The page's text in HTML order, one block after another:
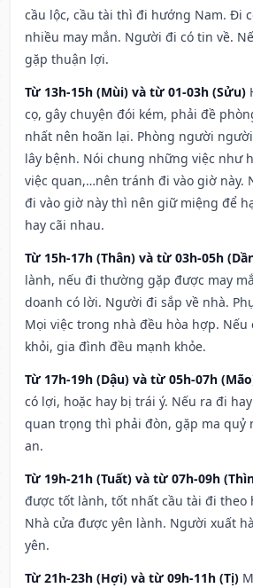
cầu lộc, cầu tài thì đi hướng Nam. Đi
nhiều may mắn. Người đi có tin về.
gặp thuận lợi.
Từ 13h-15h (Mùi) và từ 01-03h (Sửu)
cọ, gây chuyện đói kém, phải đề
nhất nên hoãn lại. Phòng người
lây bệnh. Nói chung những việc như
việc quan,…nên tránh đi vào giờ này.
đi vào giờ này thì nên giữ miệng để
hay cãi nhau.
Từ 15h-17h (Thân) và từ 03h-05h
lành, nếu đi thường gặp được may
doanh có lời. Người đi sắp về nhà.
Mọi việc trong nhà đều hòa hợp. Nếu
khỏi, gia đình đều mạnh khỏe.
Từ 17h-19h (Dậu) và từ 05h-07h
có lợi, hoặc hay bị trái ý. Nếu ra đi
quan trọng thì phải đòn, gặp ma quỷ
an.
Từ 19h-21h (Tuất) và từ 07h-09h
được tốt lành, tốt nhất cầu tài đi theo
Nhà cửa được yên lành. Người xuất
yên.
Từ 21h-23h (Hợi) và từ 09h-11h (Tị)